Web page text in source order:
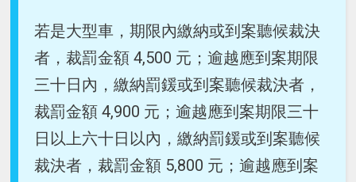
若是大型車，期限內繳納或到案聽候裁決
者，裁罰金額 4,500 元；逾越應到案期限
三十日內，繳納罰鍰或到案聽候裁決者，
裁罰金額 4,900 元；逾越應到案期限三十
日以上六十日以內，繳納罰鍰或到案聽候
裁決者，裁罰金額 5,800 元；逾越應到案